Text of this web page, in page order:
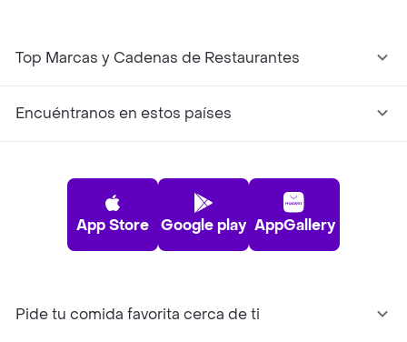
Top Marcas y Cadenas de Restaurantes
Encuéntranos en estos países
App Store Google play AppGallery
Pide tu comida favorita cerca de ti